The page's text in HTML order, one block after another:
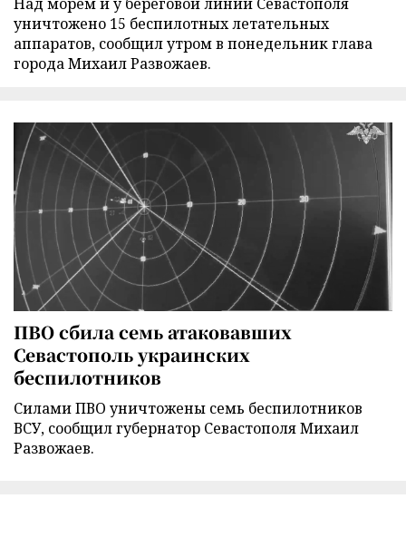
Над морем и у береговой линии Севастополя
уничтожено 15 беспилотных летательных
аппаратов, сообщил утром в понедельник глава
города Михаил Развожаев.
ПВО сбила семь атаковавших
Севастополь украинских
беспилотников
Силами ПВО уничтожены семь беспилотников
ВСУ, сообщил губернатор Севастополя Михаил
Развожаев.